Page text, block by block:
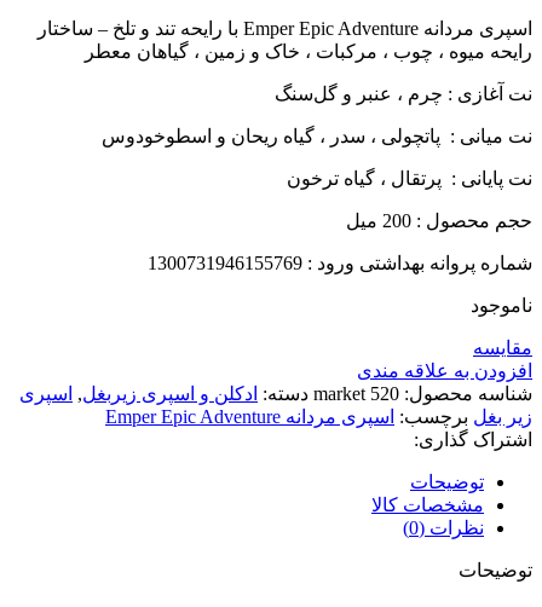
اسپری مردانه Emper Epic Adventure با رایحه تند و تلخ – ساختار
رایحه میوه ، چوب ، مرکبات ، خاک و زمین ، گیاهان معطر
نت آغازی : چرم ، عنبر و گل‌سنگ
نت میانی : پاتچولی ، سدر ، گیاه ریحان و اسطوخودوس
نت پایانی : پرتقال ، گیاه ترخون
حجم محصول : 200 میل
شماره پروانه بهداشتی ورود : 1300731946155769
ناموجود
مقايسه
افزودن به علاقه مندی
شناسه محصول: market 520 دسته: ادکلن و اسپری زیربغل, اسپری
زیر بغل برچسب: اسپری مردانه Emper Epic Adventure
اشتراک گذاری:
توضیحات
مشخصات کالا
نظرات (0)
توضیحات